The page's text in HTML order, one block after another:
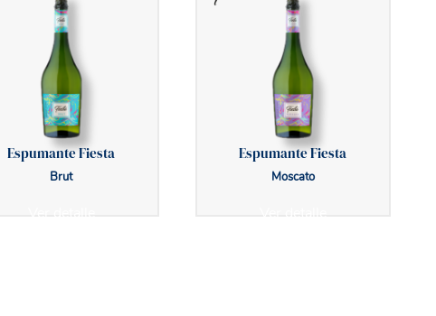
Espumante Fiesta
Brut
Espumante Fiesta
Moscato